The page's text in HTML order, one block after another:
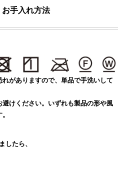
お手入れ方法
がありますので、単品で手洗いして
避けください。いずれも製品の形や風
したら、